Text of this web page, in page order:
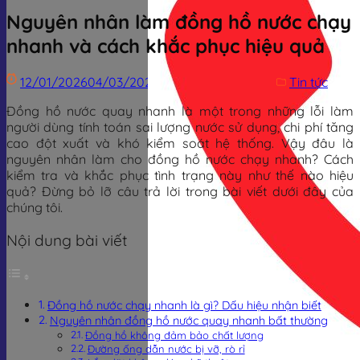
Nguyên nhân làm đồng hồ nước chạy
nhanh và cách khắc phục hiệu quả
12/01/202604/03/2026
Tin tức
Đồng hồ nước quay nhanh là một trong những lỗi làm
người dùng tính toán sai lượng nước sử dụng, chi phí tăng
cao đột xuất và khó kiểm soát hệ thống. Vậy đâu là
nguyên nhân làm cho đồng hồ nước chạy nhanh? Cách
kiểm tra và khắc phục tình trạng này như thế nào hiệu
quả? Đừng bỏ lỡ câu trả lời trong bài viết dưới đây của
chúng tôi.
Nội dung bài viết
Đồng hồ nước chạy nhanh là gì? Dấu hiệu nhận biết
Nguyên nhân đồng hồ nước quay nhanh bất thường
Đồng hồ không đảm bảo chất lượng
Đường ống dẫn nước bị vỡ, rò rỉ